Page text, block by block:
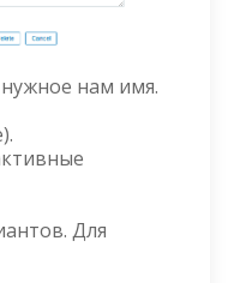
нам имя.
Для